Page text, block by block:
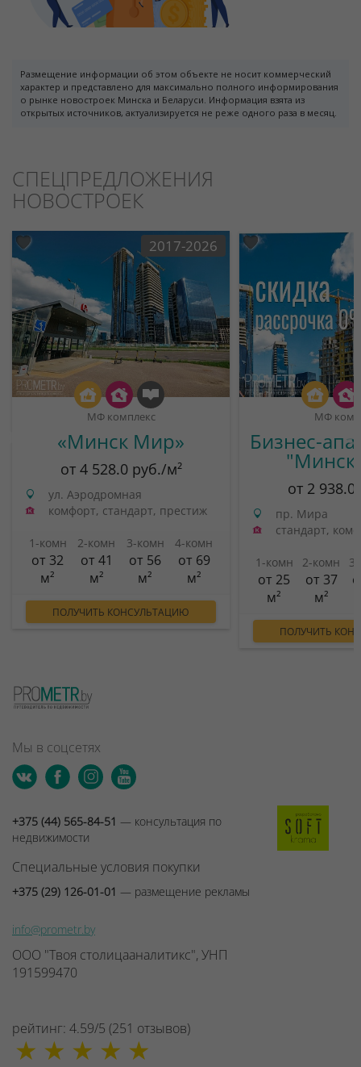
Размещение информации об этом объекте не носит коммерческий
характер и представлено для максимально полного информирования
о рынке новостроек Минска и Беларуси. Информация взята из
открытых источников, актуализируется не реже одного раза в месяц.
СПЕЦПРЕДЛОЖЕНИЯ
НОВОСТРОЕК
2017-2026
МФ комплекс
«Минск Мир»
от 4 528.0 руб./м²
ул. Аэродромная
комфорт, стандарт, престиж
1-комн
от 32
м²
2-комн
от 41
м²
3-комн
от 56
м²
4-комн
от 69
м²
ПОЛУЧИТЬ КОНСУЛЬТАЦИЮ
МФ
Бизнес-
от 2
пр. Мира
стандарт,
1-комн
от 25
м²
2-комн
от 37
м²
ПОЛУЧИТЬ
Мы в соцсетях
+375 (44) 565-84-51 — консультация по
недвижимости
Специальные условия покупки
+375 (29) 126-01-01 — размещение рекламы
info@prometr.by
ООО "Твоя столицааналитикс", УНП
191599470
рейтинг: 4.59/5 (251 отзывов)